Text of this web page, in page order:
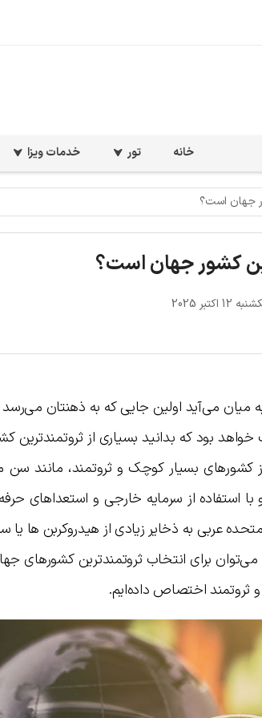
خانه تور خدمات ویزا
جهان است؟
کشور جهان است؟
اکتبر 2025
میان می‌آید اولین جایی که به ذهنتان
بود که بدانید بسیاری از
بسیار کوچک و ثروتمند، مانند سن
استفاده از سرمایه خارجی و استعداهای
عربی به ذخایر زیادی از هیدروکربن ها یا
برای انتخاب ثروتمندترین کشورهای
ثروتمند اختصاص داده‌ایم.